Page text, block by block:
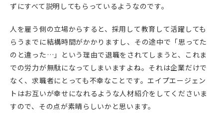
ずにすべて説明してもらっているようなのです。
人を雇う側の立場からすると、採用して教育して活躍しても
らうまでに結構時間がかかりますし、その途中で「思ってた
のと違った…」という理由で退職をされてしまうと、これま
での労力が無駄になってしまいますよね。それは企業だけで
なく、求職者にとっても不幸なことです。エイプエージェン
トはお互いが幸せになれるような人材紹介をしてくださいま
すので、その点が素晴らしいかと思います。